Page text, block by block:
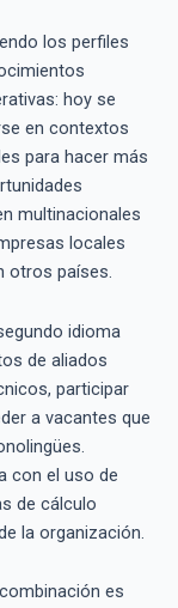
los perfiles
hoy se
en contextos
para hacer más
multinacionales
locales
otros países.
idioma
de aliados
participar
a vacantes que
con el uso de
de cálculo
la organización.
es